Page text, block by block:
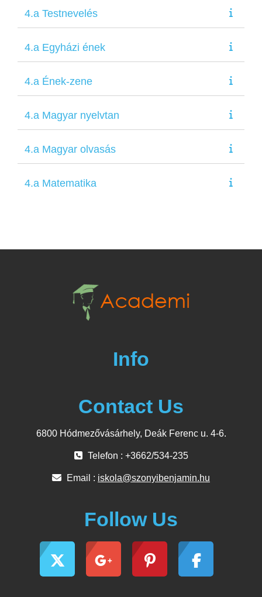
4.a Testnevelés
4.a Egyházi ének
4.a Ének-zene
4.a Magyar nyelvtan
4.a Magyar olvasás
4.a Matematika
Info
Contact Us
6800 Hódmezővásárhely, Deák Ferenc u. 4-6.
Telefon : +3662/534-235
Email : iskola@szonyibenjamin.hu
Follow Us